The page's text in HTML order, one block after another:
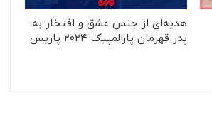
هدیه‌ای از جنس عشق و افتخار به
پدر قهرمان پارالمپیک ۲۰۲۴ پاریس